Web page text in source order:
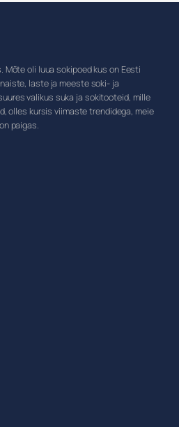
Mõte oli luua sokipoed kus on Eesti
laste ja meeste soki- ja
valikus suka ja sokitooteid, mille
olles kursis viimaste trendidega, meie
paigas.